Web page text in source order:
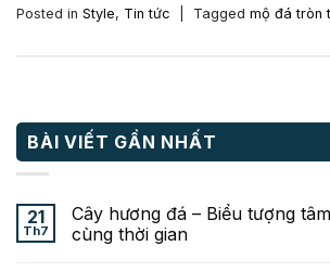
Posted in Style, Tin tức Tagged mộ đá tròn
BÀI VIẾT GẦN NHẤT
21
Th7
Cây hương đá – Biểu tượng
cùng thời gian